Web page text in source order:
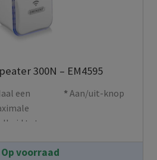
Op voorraad
300N – EM4595
een
tot
Aan/uit-knop